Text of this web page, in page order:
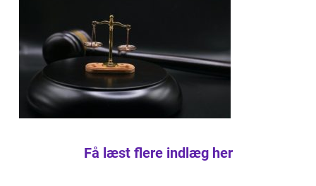
Få læst flere indlæg her